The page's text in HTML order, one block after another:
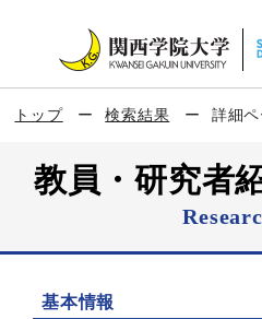
トップ 検索結果 詳細
教員・研究者
基本情報